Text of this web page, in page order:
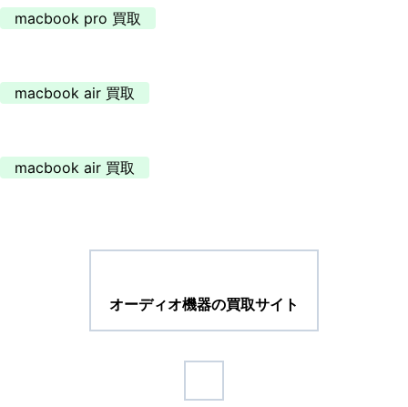
macbook pro 買取
macbook air 買取
macbook air 買取
オーディオ機器の買取サイト